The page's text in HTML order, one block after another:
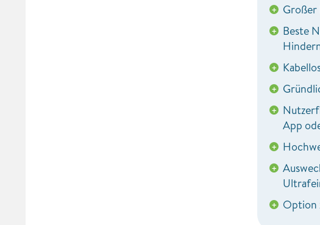
+
+ Beste
+
+
+
App
+
+
+ Option